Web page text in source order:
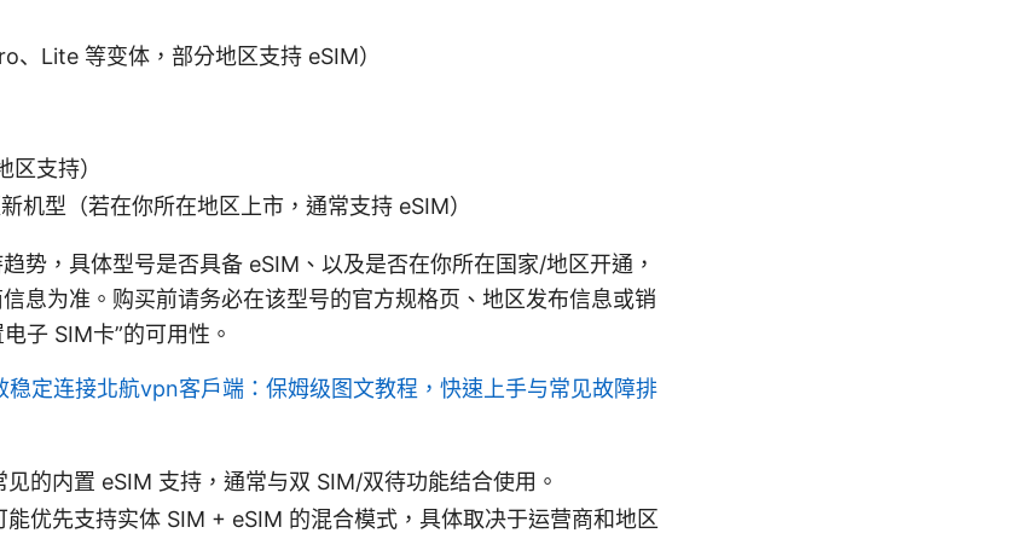
、Lite 等变体，部分地区支持 eSIM）
支持）
机型（若在你所在地区上市，通常支持 eSIM）
势，具体型号是否具备 eSIM、以及是否在你所在国家/地区开通，
息为准。购买前请务必在该型号的官方规格页、地区发布信息或销
子 SIM卡”的可用性。
稳定连接北航vpn客户端：保姆级图文教程，快速上手与常见故障排
的内置 eSIM 支持，通常与双 SIM/双待功能结合使用。
能优先支持实体 SIM + eSIM 的混合模式，具体取决于运营商和地区